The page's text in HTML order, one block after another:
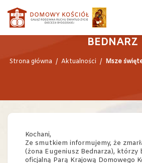
MSZE ŚWIĘTE W
BEDNARZ
Strona główna / Aktualności / Msze
Kochani,
Ze smutkiem informujemy, że
(żona Eugeniusz Bednarza), którzy
oficjalną Parą Krajową Domowego